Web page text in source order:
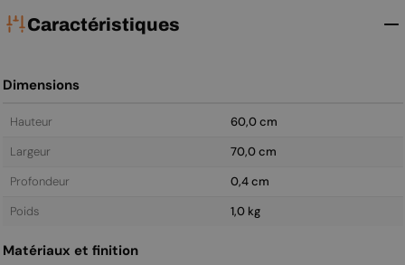
Caractéristiques
Dimensions
Hauteur
60,0 cm
Largeur
70,0 cm
Profondeur
0,4 cm
Poids
1,0 kg
Matériaux et finition